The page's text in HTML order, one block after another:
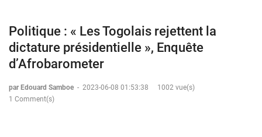
Politique : « Les Togolais rejettent la
dictature présidentielle », Enquête
d’Afrobarometer
par Edouard Samboe - 2023-06-08 01:53:38
1002 vue(s)
1 Comment(s)